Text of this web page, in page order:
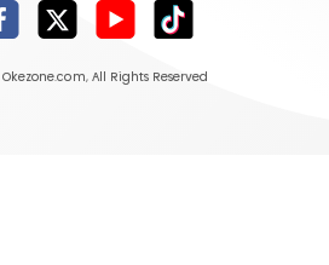
Okezone.com, All Rights Reserved